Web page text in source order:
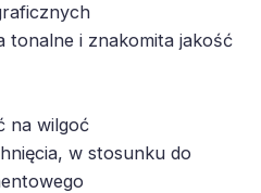
tonalne i znakomita jakość
na wilgoć
w stosunku do